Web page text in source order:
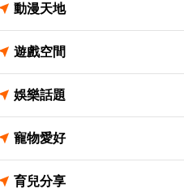
動漫天地
遊戲空間
娛樂話題
寵物愛好
育兒分享